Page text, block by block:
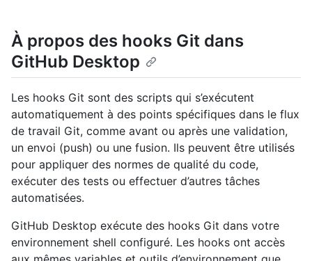
À propos des hooks Git dans
GitHub Desktop
Les hooks Git sont des scripts qui s’exécutent
automatiquement à des points spécifiques dans le flux
de travail Git, comme avant ou après une validation,
un envoi (push) ou une fusion. Ils peuvent être utilisés
pour appliquer des normes de qualité du code,
exécuter des tests ou effectuer d’autres tâches
automatisées.
GitHub Desktop exécute des hooks Git dans votre
environnement shell configuré. Les hooks ont accès